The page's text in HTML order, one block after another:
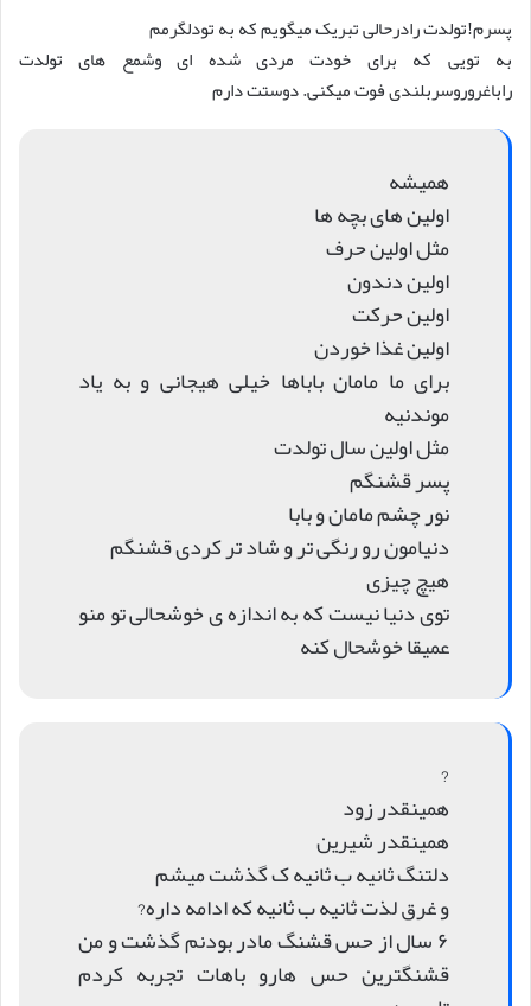
پسرم!تولدت رادرحالی تبریک میگویم که به تودلگرمم
به تویی که برای خودت مردی شده ای وشمع های تولدت
راباغروروسربلندی فوت میکنی. دوستت دارم
همیشه
اولین های بچه ها
مثل اولین حرف
اولین دندون
اولین حرکت
اولین غذا خوردن
برای ما مامان باباها خیلی هیجانی و به یاد
موندنیه
مثل اولین سال تولدت
پسر قشنگم
نور چشم مامان و بابا
دنیامون رو رنگی تر و شاد تر کردی قشنگم
هیچ چیزی
توی دنیا نیست که به اندازه ی خوشحالی تو منو
عمیقا خوشحال کنه
?
همینقدر زود
همینقدر شیرین
دلتنگ ثانیه ب ثانیه ک گذشت میشم
و غرق لذت ثانیه ب ثانیه که ادامه داره?
۶ سال از حس قشنگ مادر بودنم گذشت و من
قشنگترین حس هارو باهات تجربه کردم